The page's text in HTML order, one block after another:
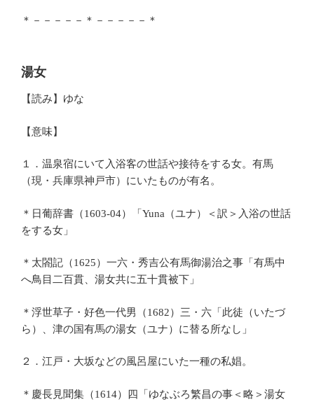
＊－－－－－＊－－－－－＊
湯女
【読み】ゆな
【意味】
１．温泉宿にいて入浴客の世話や接待をする女。有馬
（現・兵庫県神戸市）にいたものが有名。
＊日葡辞書（1603‐04）「Yuna（ユナ）＜訳＞入浴の世話
をする女」
＊太閤記（1625）一六・秀吉公有馬御湯治之事「有馬中
へ鳥目二百貫、湯女共に五十貫被下」
＊浮世草子・好色一代男（1682）三・六「此徒（いたづ
ら）、津の国有馬の湯女（ユナ）に替る所なし」
２．江戸・大坂などの風呂屋にいた一種の私娼。
＊慶長見聞集（1614）四「ゆなぶろ繁昌の事＜略＞湯女